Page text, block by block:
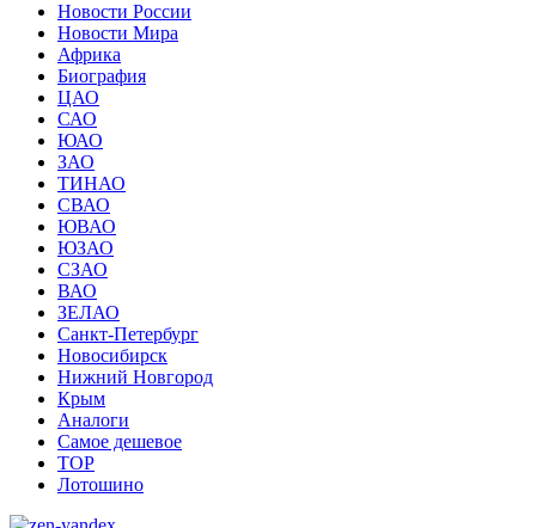
Новости России
Новости Мира
Африка
Биография
ЦАО
САО
ЮАО
ЗАО
ТИНАО
СВАО
ЮВАО
ЮЗАО
СЗАО
ВАО
ЗЕЛАО
Санкт-Петербург
Новосибирск
Нижний Новгород
Крым
Аналоги
Самое дешевое
TOP
Лотошино